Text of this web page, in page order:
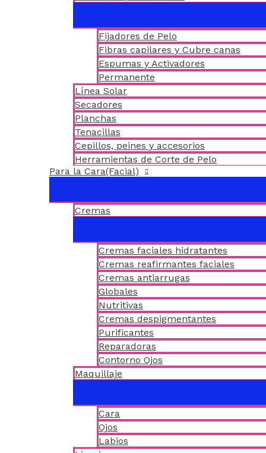
Fijadores de Pelo
Fibras capilares y Cubre canas
Espumas y Activadores
Permanente
Línea Solar
Secadores
Planchas
Tenacillas
Cepillos, peines y accesorios
Herramientas de Corte de Pelo
Para la Cara(Facial)
Cremas
Cremas faciales hidratantes
Cremas reafirmantes faciales
Cremas antiarrugas
Globales
Nutritivas
Cremas despigmentantes
Purificantes
Reparadoras
Contorno Ojos
Maquillaje
Cara
Ojos
Labios